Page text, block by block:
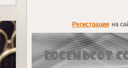
Регистрация на